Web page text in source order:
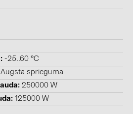
-25..60 °C
Augsta sprieguma
250000 W
125000 W